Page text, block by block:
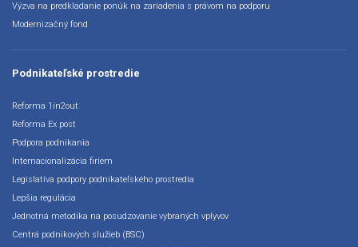
Výzva na predkladanie ponúk na zariadenia s právom na podporu
Modernizačný fond
Podnikateľské prostredie
Reforma 1in2out
Reforma Ex post
Podpora podnikania
Internacionalizácia firiem
Legislatíva podpory podnikateľského prostredia
Lepšia regulácia
Jednotná metodika na posudzovanie vybraných vplyvov
Centrá podnikových služieb (BSC)